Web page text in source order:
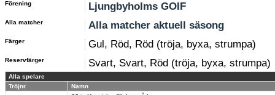
Förening Ljungbyholms GOIF
Alla matcher Alla matcher aktuell säsong
Färger Gul, Röd, Röd (tröja, byxa, strumpa)
Reservfärger Svart, Svart, Röd (tröja, byxa, strumpa)
Alla spelare
Tröjnr
Namn